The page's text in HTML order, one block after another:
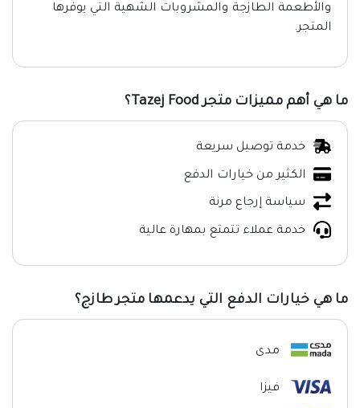
والأطعمة الطازجة والمشروبات الشهية التي يوفرها
المتجر.
ما هي أهم مميزات متجر Tazej Food؟
خدمة توصيل سريعة
الكثير من خيارات الدفع
سياسة إرجاع مرنة
خدمة عملاء تتمتع بمهارة عالية
ما هي خيارات الدفع التي يدعمها متجر طازج؟
مدى
فيزا